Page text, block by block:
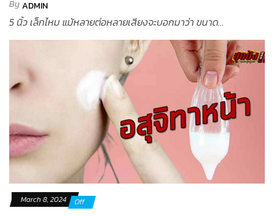
ByADMIN
5 นิ้ว เล็กไหม แม้หลายต่อหลายเสียงจะบอกมาว่า ขนาด...
March 8, 2024 Off